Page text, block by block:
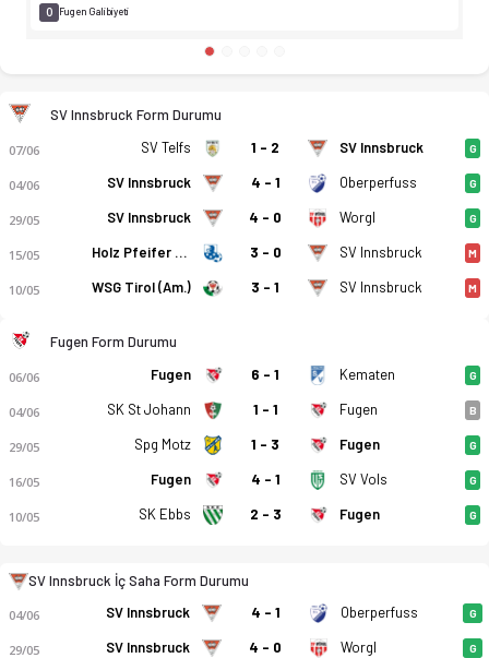
SV Innsbruck - SV Fugen 2-3 bitti. Gol anları, kadro,
0 Fugen Galibiyeti
SV Innsbruck Form Durumu
07/06 SV Telfs 1 - 2 SV Innsbruck G
04/06 SV Innsbruck 4 - 1 Oberperfuss G
29/05 SV Innsbruck 4 - 0 Worgl G
15/05 Holz Pfeifer Kundl 3 - 0 SV Innsbruck M
10/05 WSG Tirol (Am.) 3 - 1 SV Innsbruck M
Fugen Form Durumu
06/06 Fugen 6 - 1 Kematen G
04/06 SK St Johann 1 - 1 Fugen B
29/05 Spg Motz 1 - 3 Fugen G
16/05 Fugen 4 - 1 SV Vols G
10/05 SK Ebbs 2 - 3 Fugen G
SV Innsbruck İç Saha Form Durumu
04/06 SV Innsbruck 4 - 1 Oberperfuss G
29/05 SV Innsbruck 4 - 0 Worgl G